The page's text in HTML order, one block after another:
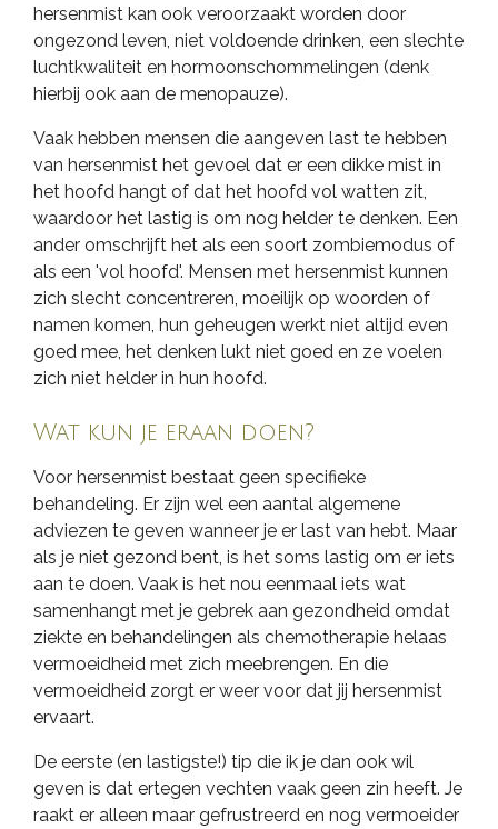
hersenmist kan ook veroorzaakt worden door
ongezond leven, niet voldoende drinken, een slechte
luchtkwaliteit en hormoonschommelingen (denk
hierbij ook aan de menopauze).
Vaak hebben mensen die aangeven last te hebben
van hersenmist het gevoel dat er een dikke mist in
het hoofd hangt of dat het hoofd vol watten zit,
waardoor het lastig is om nog helder te denken. Een
ander omschrijft het als een soort zombiemodus of
als een 'vol hoofd'. Mensen met hersenmist kunnen
zich slecht concentreren, moeilijk op woorden of
namen komen, hun geheugen werkt niet altijd even
goed mee, het denken lukt niet goed en ze voelen
zich niet helder in hun hoofd.
Wat kun je eraan doen?
Voor hersenmist bestaat geen specifieke
behandeling. Er zijn wel een aantal algemene
adviezen te geven wanneer je er last van hebt. Maar
als je niet gezond bent, is het soms lastig om er iets
aan te doen. Vaak is het nou eenmaal iets wat
samenhangt met je gebrek aan gezondheid omdat
ziekte en behandelingen als chemotherapie helaas
vermoeidheid met zich meebrengen. En die
vermoeidheid zorgt er weer voor dat jij hersenmist
ervaart.
De eerste (en lastigste!) tip die ik je dan ook wil
geven is dat ertegen vechten vaak geen zin heeft. Je
raakt er alleen maar gefrustreerd en nog vermoeider